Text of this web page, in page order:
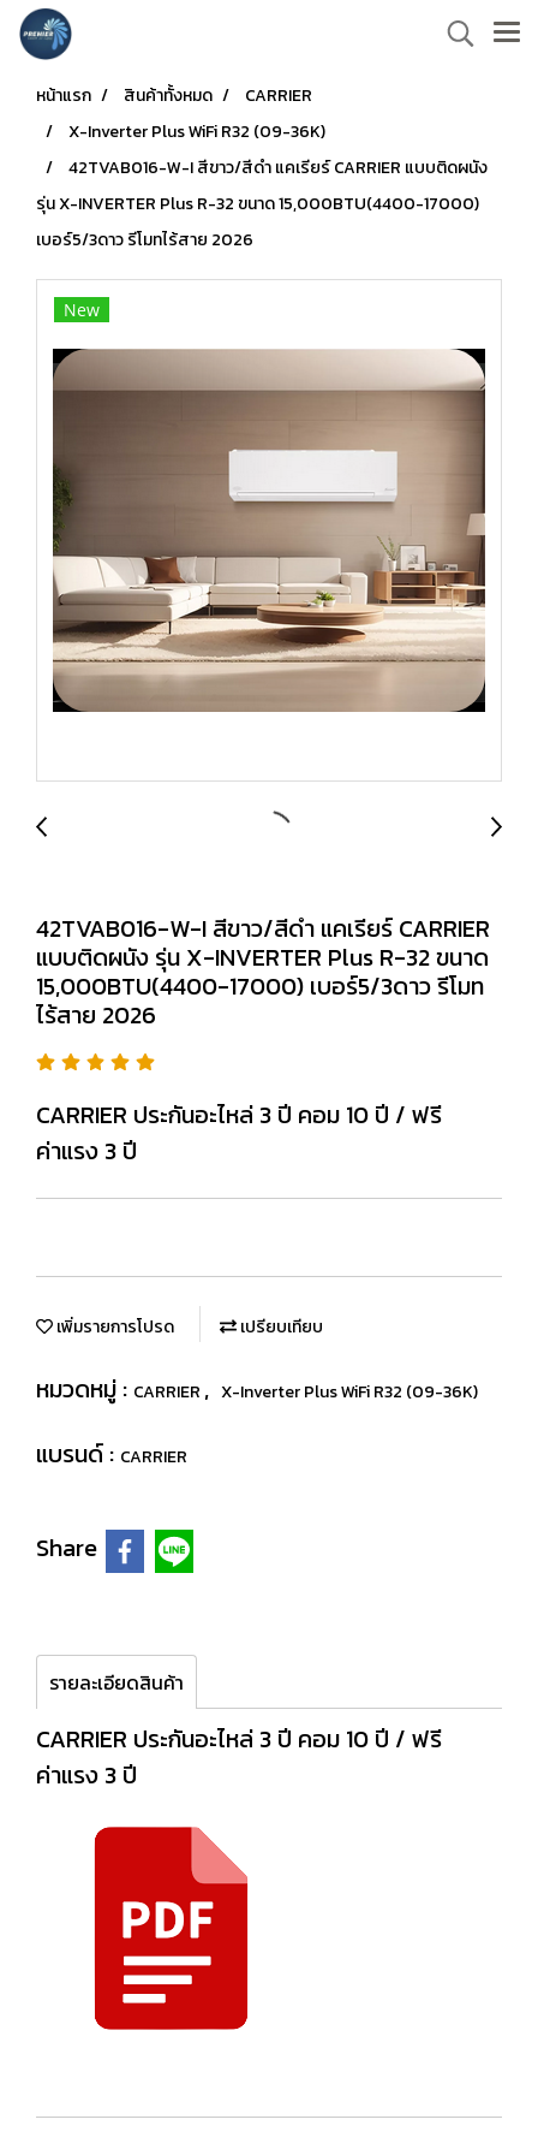
หน้าแรก สินค้าทั้งหมด
CARRIER
X-Inverter Plus WiFi R32 (09-36K)
42TVAB016-W-I สีขาว/สีดำ แคเรียร์ CARRIER แบบติดผนัง
รุ่น X-INVERTER Plus R-32 ขนาด 15,000BTU(4400-17000)
เบอร์5/3ดาว รีโมทไร้สาย 2026
New
42TVAB016-W-I สีขาว/สีดำ แคเรียร์ CARRIER
แบบติดผนัง รุ่น X-INVERTER Plus R-32 ขนาด
15,000BTU(4400-17000) เบอร์5/3ดาว รีโมท
ไร้สาย 2026
CARRIER ประกันอะไหล่ 3 ปี คอม 10 ปี / ฟรี
ค่าแรง 3 ปี
เพิ่มรายการโปรด เปรียบเทียบ
หมวดหมู่ : CARRIER , X-Inverter Plus WiFi R32 (09-36K)
แบรนด์ : CARRIER
Share
รายละเอียดสินค้า
CARRIER ประกันอะไหล่ 3 ปี คอม 10 ปี / ฟรี
ค่าแรง 3 ปี